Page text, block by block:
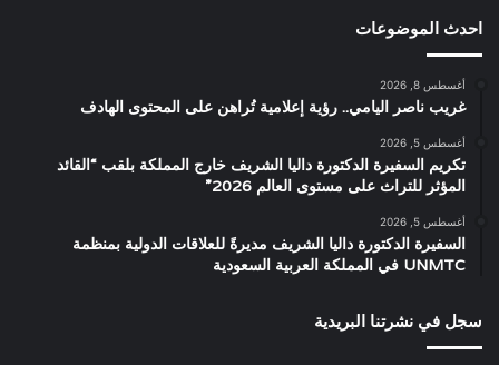
احدث الموضوعات
أغسطس 8, 2026
غريب ناصر اليامي.. رؤية إعلامية تُراهن على المحتوى الهادف
أغسطس 5, 2026
تكريم السفيرة الدكتورة داليا الشريف خارج المملكة بلقب “القائد
المؤثر للتراث على مستوى العالم 2026”
أغسطس 5, 2026
السفيرة الدكتورة داليا الشريف مديرةً للعلاقات الدولية بمنظمة
UNMTC في المملكة العربية السعودية
سجل في نشرتنا البريدية